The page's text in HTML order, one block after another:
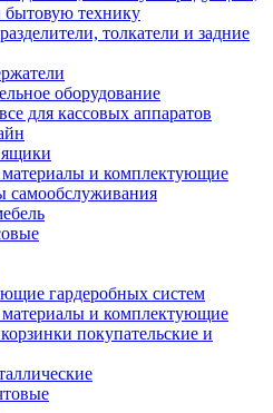
технику
толкатели и задние
оборудование
для кассовых аппаратов
материалы и комплектующие
гардеробных систем
материалы и комплектующие
покупательские и